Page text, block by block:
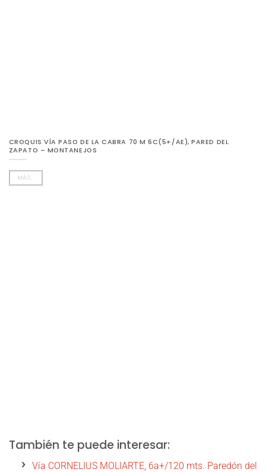
CROQUIS VÍA PASO DE LA CABRA 70 M 6C(5+/AE), PARED DEL
ZAPATO – MONTANEJOS
MÁS...
También te puede interesar:
Vía CORNELIUS MOLIARTE, 6a+/120 mts. Paredón del